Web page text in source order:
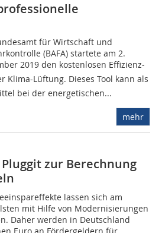
für Wirtschaft und
(BAFA) startete am 2.
2019 den kostenlosen Effizienz­
Klima-Lüftung. Dieses Tool kann als
bei der energetischen...
mehr
zur Berechnung
lassen sich am
mit Hilfe von Modernisierungen
Daher werden in Deutschland